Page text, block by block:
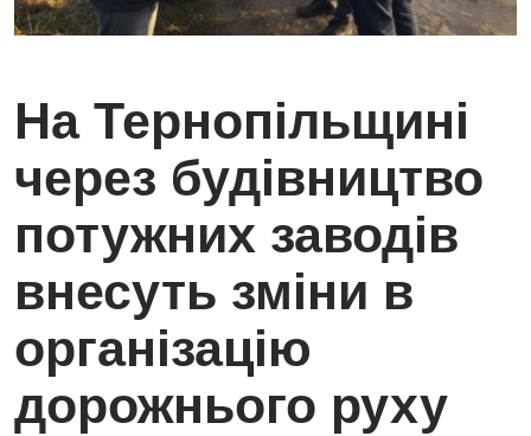
На Тернопільщині
через будівництво
потужних заводів
внесуть зміни в
організацію
дорожнього руху